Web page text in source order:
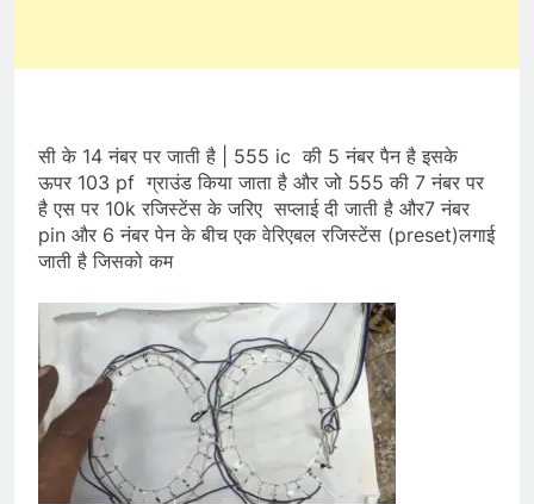
सी के 14 नंबर पर जाती है | 555 ic की 5 नंबर पैन है इसके
ऊपर 103 pf ग्राउंड किया जाता है और जो 555 की 7 नंबर पर
है एस पर 10k रजिस्टेंस के जरिए सप्लाई दी जाती है और7 नंबर
pin और 6 नंबर पेन के बीच एक वेरिएबल रजिस्टेंस (preset)लगाई
जाती है जिसको कम